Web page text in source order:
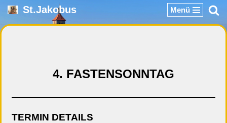
Zum
St.Jakobus Menü
4. FASTENSONNTAG
TERMIN DETAILS